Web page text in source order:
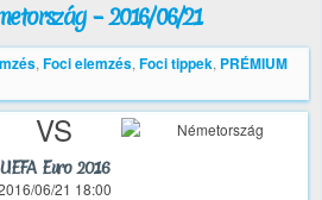
– 2016/06/21
, Foci elemzés, Foci tippek, PRÉMIUM
VS
UEFA Euro 2016
06/21 18:00